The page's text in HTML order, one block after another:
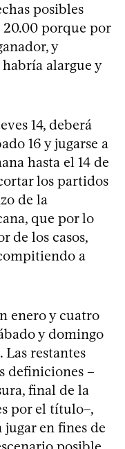
posibles
20.00 porque por
y
alargue y
14, deberá
16 y jugarse a
hasta el 14 de
los partidos
de la
que por lo
de los casos,
a
enero y cuatro
y domingo
Las restantes
definiciones –
final de la
por el título–,
en fines de